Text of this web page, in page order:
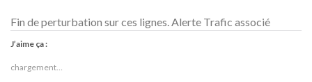
Fin de perturbation sur ces lignes. Alerte Trafic associé
J’aime ça :
chargement…